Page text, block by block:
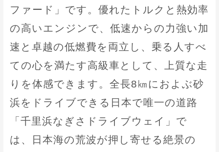
ファード」です。優れたトルクと熱効率
の高いエンジンで、低速からの力強い加
速と卓越の低燃費を両立し、乗る人すべ
ての心を満たす高級車として、上質な走
りを体感できます。全長8㎞におよぶ砂
浜をドライブできる日本で唯一の道路
「千里浜なぎさドライブウェイ」で
は、日本海の荒波が押し寄せる絶景の